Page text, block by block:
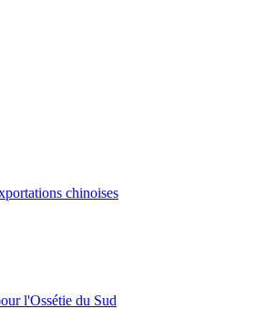
chinoises
l'Ossétie du Sud